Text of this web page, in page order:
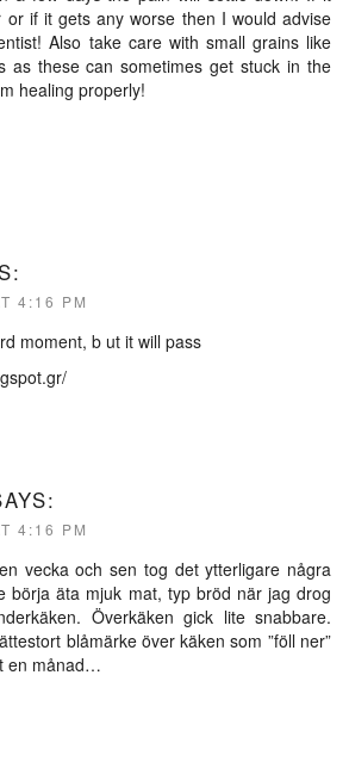
or if it gets any worse then I would advise
Also take care with small grains like
as these can sometimes get stuck in the
healing properly!
4:16 PM
moment, b ut it will pass
4:16 PM
vecka och sen tog det ytterligare några
börja äta mjuk mat, typ bröd när jag drog
Överkäken gick lite snabbare.
blåmärke över käken som ”föll ner”
en månad…